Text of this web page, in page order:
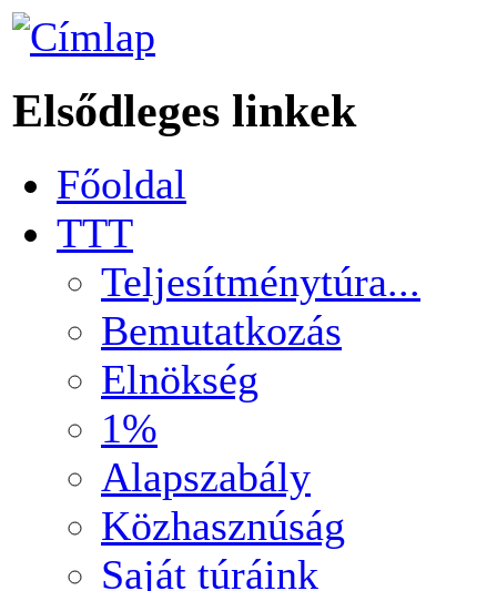
Elsődleges linkek
Főoldal
TTT
Teljesítménytúra...
Bemutatkozás
Elnökség
1%
Alapszabály
Közhasznúság
Saját túráink